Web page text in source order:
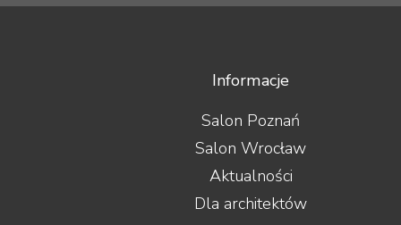
Informacje
Salon Poznań
Salon Wrocław
Aktualności
Dla architektów